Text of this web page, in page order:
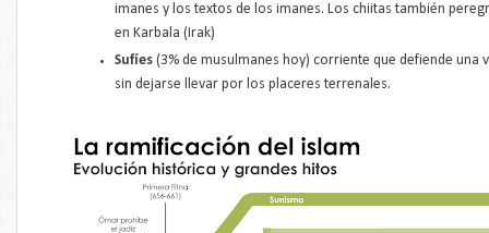
imanes y los textos de los imanes. Los chiitas también
en Karbala (Irak)
Sufíes (3% de musulmanes hoy) corriente que defiende una
sin dejarse llevar por los placeres terrenales.